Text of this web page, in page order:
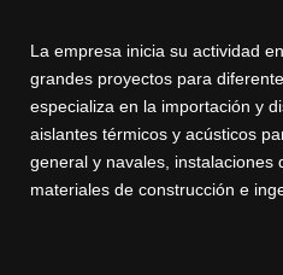
La empresa inicia su actividad
grandes proyectos para
especializa en la importación y
aislantes térmicos y acústicos
general y navales, instalaciones
materiales de construcción e